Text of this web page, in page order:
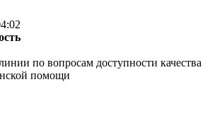
по вопросам доступности качества
помощи